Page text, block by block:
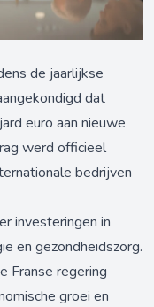
de jaarlijkse
dat
euro aan nieuwe
werd officieel
bedrijven
investeringen in
en gezondheidszorg.
Franse regering
groei en